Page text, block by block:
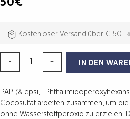
50€
Kostenloser Versand über € 50
-
WHITENING
kit
Menge
+ IN DEN
PAP (& epsi; -
Cocosulfat arbeiten zusammen, um
ohne Wasserstoffperoxid zu erzielen.